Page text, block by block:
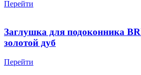
Перейти
Заглушка для подоконника
золотой дуб
Перейти